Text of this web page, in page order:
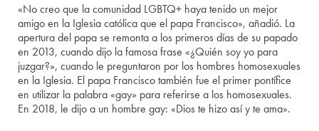
«No creo que la comunidad LGBTQ+ haya tenido un mejor
amigo en la Iglesia católica que el papa Francisco», añadió. La
apertura del papa se remonta a los primeros días de su papado
en 2013, cuando dijo la famosa frase «¿Quién soy yo para
juzgar?», cuando le preguntaron por los hombres homosexuales
en la Iglesia. El papa Francisco también fue el primer pontífice
en utilizar la palabra «gay» para referirse a los homosexuales.
En 2018, le dijo a un hombre gay: «Dios te hizo así y te ama».